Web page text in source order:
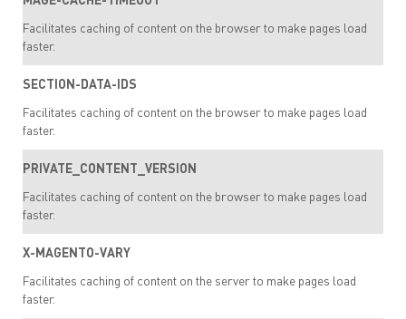
Facilitates caching of content on the browser to make pages load
faster.
SECTION-DATA-IDS
Facilitates caching of content on the browser to make pages load
faster.
PRIVATE_CONTENT_VERSION
Facilitates caching of content on the browser to make pages load
faster.
X-MAGENTO-VARY
Facilitates caching of content on the server to make pages load
faster.